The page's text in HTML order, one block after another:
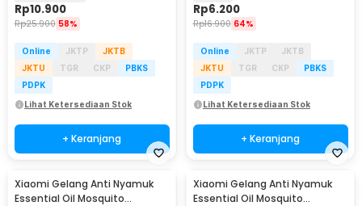
Rp10.900
Rp25.900 58%
Online JKTP
JKTB
JKTU
TGR CKP
PBKS
PDPK
Lihat Ketersediaan Stok
+ Keranjang
Rp6.200
Rp16.900 64%
Online JKTP
JKTB
JKTU
TGR CKP
PBKS
PDPK
Lihat Ketersediaan Stok
+ Keranjang
Akan Datang
Xiaomi Gelang Anti Nyamuk
Essential Oil Mosquito
Akan Datang
Xiaomi Gelang Anti Nyamuk
Essential Oil Mosquito